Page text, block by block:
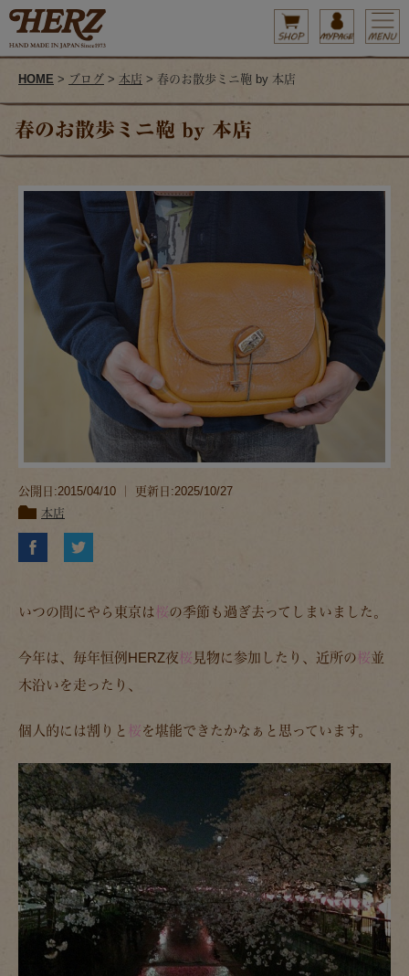
HOME > ブログ > 本店 > 春のお散歩ミニ鞄 by 本店
春のお散歩ミニ鞄 by 本店
公開日:2015/04/10 ｜ 更新日:2025/10/27
本店
いつの間にやら東京は 桜の季節も過ぎ去ってしまいました。
今年は、毎年恒例HERZ夜 桜 見物に参加したり、近所の 桜並
木沿いを走ったり、
個人的には割りと 桜を堪能できたかなぁと思っています。